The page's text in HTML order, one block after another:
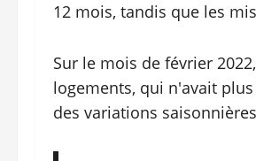
12 mois, tandis que les
Sur le mois de février
logements, qui n'avait
des variations